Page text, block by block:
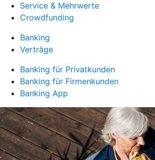
Service & Mehrwerte
Crowdfunding
Banking
Verträge
Banking für Privatkunden
Banking für Firmenkunden
Banking App